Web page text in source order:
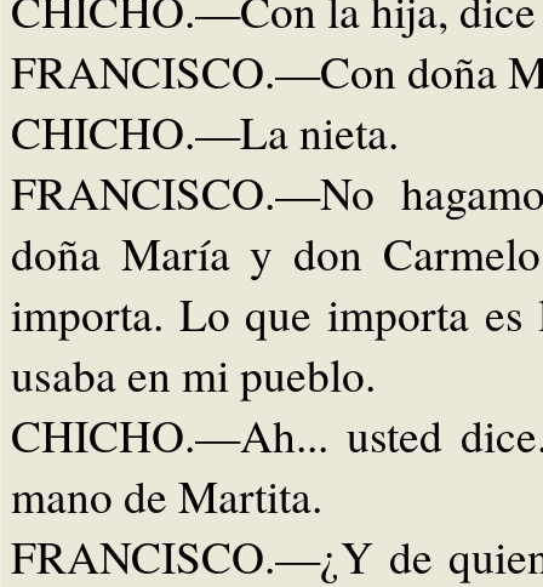
FRANCISCO.—Con doña
CHICHO.—La nieta.
FRANCISCO.—No
doña María y don
importa. Lo que importa
usaba en mi pueblo.
CHICHO.—Ah... usted
mano de Martita.
FRANCISCO.—¿Y de